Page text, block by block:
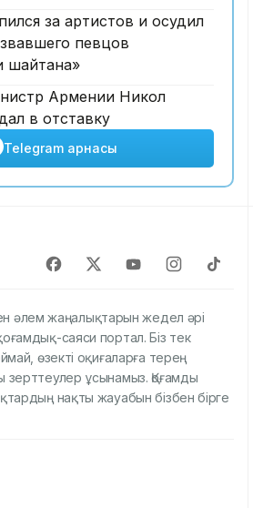
за артистов и осудил
певцов
шайтана»
Армении Никол
в отставку
Telegram арнасы
әлем жаңалықтарын жедел әрі
саяси портал. Біз тек
өзекті оқиғаларға терең
ұсынамыз. Қоғамды
нақты жауабын бізбен бірге